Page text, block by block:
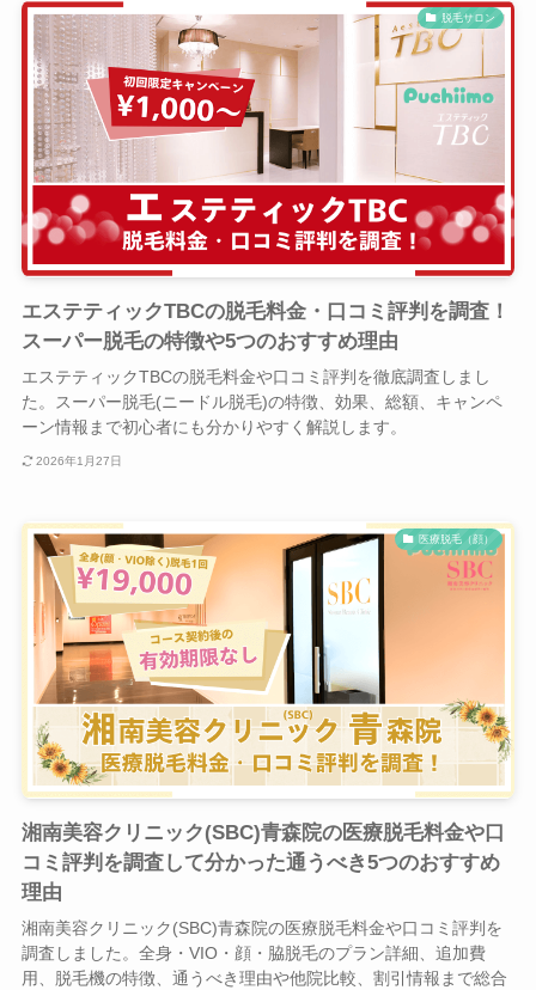
脱毛サロン
エステティックTBCの脱毛料金・口コミ評判を調査！
スーパー脱毛の特徴や5つのおすすめ理由
エステティックTBCの脱毛料金や口コミ評判を徹底調査しまし
た。スーパー脱毛(ニードル脱毛)の特徴、効果、総額、キャンペ
ーン情報まで初心者にも分かりやすく解説します。
2026年1月27日
医療脱毛（顔）
湘南美容クリニック(SBC)青森院の医療脱毛料金や口
コミ評判を調査して分かった通うべき5つのおすすめ
理由
湘南美容クリニック(SBC)青森院の医療脱毛料金や口コミ評判を
調査しました。全身・VIO・顔・脇脱毛のプラン詳細、追加費
用、脱毛機の特徴、通うべき理由や他院比較、割引情報まで総合